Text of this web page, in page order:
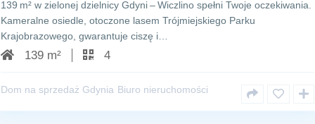
139 m² w zielonej dzielnicy Gdyni – Wiczlino spełni Twoje oczekiwania.
Kameralne osiedle, otoczone lasem Trójmiejskiego Parku
Krajobrazowego, gwarantuje ciszę i…
139 m² 4
Dom na sprzedaż Gdynia Biuro nieruchomości